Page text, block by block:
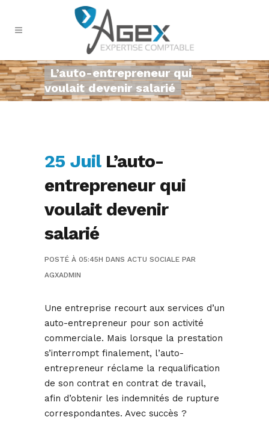
L’auto-entrepreneur qui
voulait devenir salarié
25 JuilL’auto-
entrepreneur qui
voulait devenir
salarié
POSTÉ À 05:45H DANS ACTU SOCIALE PAR
AGXADMIN
Une entreprise recourt aux services d’un
auto-entrepreneur pour son activité
commerciale. Mais lorsque la prestation
s’interrompt finalement, l’auto-
entrepreneur réclame la requalification
de son contrat en contrat de travail,
afin d’obtenir les indemnités de rupture
correspondantes. Avec succès ?